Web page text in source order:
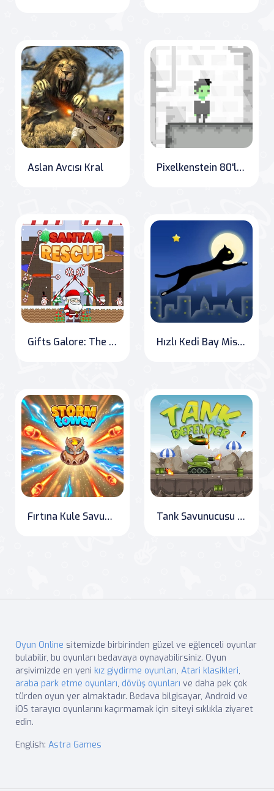
Aslan Avcısı Kral Pixelkenstein 80'ler Zamanı
Gifts Galore: The Santa Rescue Adventure Hızlı Kedi Bay Mister
Fırtına Kule Savunması - Boşta Piksel Savaşı Tank Savunucusu Online
Oyun Online sitemizde birbirinden güzel ve eğlenceli oyunlar
bulabilir, bu oyunları bedavaya oynayabilirsiniz. Oyun
arşivimizde en yeni kız giydirme oyunları, Atari klasikleri,
araba park etme oyunları, dövüş oyunları ve daha pek çok
türden oyun yer almaktadır. Bedava bilgisayar, Android ve
iOS tarayıcı oyunlarını kaçırmamak için siteyi sıklıkla ziyaret
edin.
English: Astra Games